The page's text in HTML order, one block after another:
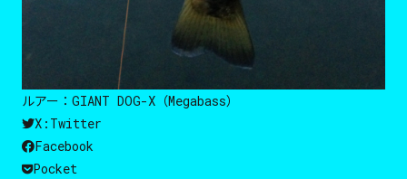
ルアー：GIANT DOG-X（Megabass）
X:Twitter
Facebook
Pocket